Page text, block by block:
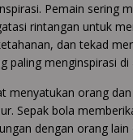
Pemain sering
rintangan untuk
dan tekad
paling menginspirasi
menyatukan orang
Sepak bola
dengan orang